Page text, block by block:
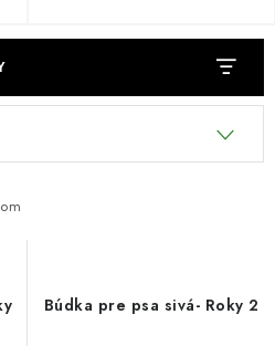
podmienky
súťaží na Facebooku
Búdka pre psa sivá- Roky 2